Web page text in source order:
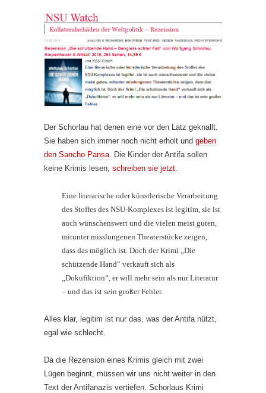
Der Schorlau hat denen eine vor den Latz geknallt.
Sie haben sich immer noch nicht erholt und geben
den Sancho Pansa. Die Kinder der Antifa sollen
keine Krimis lesen, schreiben sie jetzt.
Eine literarische oder künstlerische Verarbeitung
des Stoffes des NSU-Komplexes ist legitim, sie ist
auch wünschenswert und die vielen meist guten,
mitunter misslungenen Theaterstücke zeigen,
dass das möglich ist. Doch der Krimi „Die
schützende Hand“ verkauft sich als
„Dokufiktion“, er will mehr sein als nur Literatur
– und das ist sein großer Fehler.
Alles klar, legitim ist nur das, was der Antifa nützt,
egal wie schlecht.
Da die Rezension eines Krimis gleich mit zwei
Lügen beginnt, müssen wir uns nicht weiter in den
Text der Antifanazis vertiefen. Schorlaus Krimi